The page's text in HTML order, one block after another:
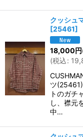
クッシュ
[25461]
18,000円
(税込:
ツ
トのガチ
し、襟元
中…